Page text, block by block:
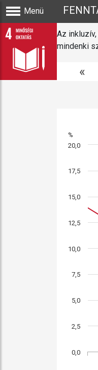
Menü
Az
mindenki
«
%
0,0
2,5
5,0
7,5
10,0
12,5
15,0
17,5
20,0